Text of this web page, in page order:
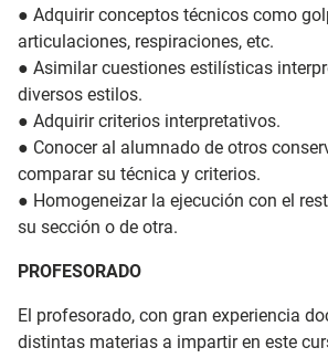
● Adquirir conceptos técnicos como
articulaciones, respiraciones, etc.
● Asimilar cuestiones estilísticas
diversos estilos.
● Adquirir criterios interpretativos.
● Conocer al alumnado de otros
comparar su técnica y criterios.
● Homogeneizar la ejecución con el
su sección o de otra.
PROFESORADO
El profesorado, con gran experiencia
distintas materias a impartir en este